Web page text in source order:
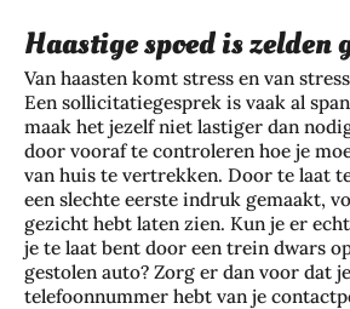
Haastige spoed is zelden
Van haasten komt stress en van
Een sollicitatiegesprek is vaak al
maak het jezelf niet lastiger dan
door vooraf te controleren hoe je
van huis te vertrekken. Door te laat
een slechte eerste indruk gemaakt,
gezicht hebt laten zien. Kun je er
je te laat bent door een trein dwars
gestolen auto? Zorg er dan voor dat
telefoonnummer hebt van je